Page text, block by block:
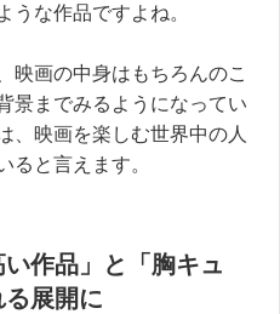
うな作品ですよね。
映画の中身はもちろんのこ
景までみるようになってい
、映画を楽しむ世界中の人
ると言えます。
作品」と「胸キュ
展開に